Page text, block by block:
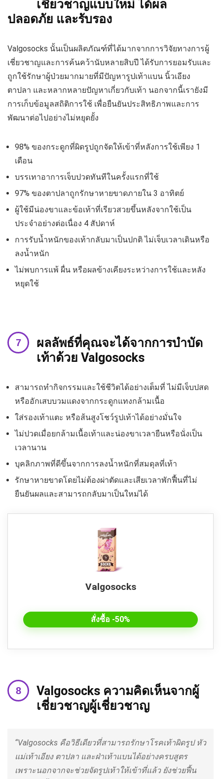
เชี่ยวชาญแบบใหม่ ได้ผล
ปลอดภัย และรับรอง
Valgosocks นั้นเป็นผลิตภัณฑ์ที่ได้มากจากการวิจัยทางการผู้
เชี่ยวชาญและการค้นคว้านับหลายสิบปี ได้รับการยอมรับและ
ถูกใช้รักษาผู้ป่วยมากมายที่มีปัญหารูปเท้าแบน นิ้วเอียง
ตาปลา และหลากหลายปัญหาเกี่ยวกับเท้า นอกจากนี้เรายังมี
การเก็บข้อมูลสถิติการใช้ เพื่อยืนยันประสิทธิภาพและการ
พัฒนาต่อไปอย่างไม่หยุดยั้ง
98% ของกระดูกที่ผิดรูปถูกจัดให้เข้าที่หลังการใช้เพียง 1
เดือน
บรรเทาอาการเจ็บปวดทันทีในครั้งแรกที่ใช้
97% ของตาปลาถูกรักษาหายขาดภายใน 3 อาทิตย์
ผู้ใช้มีน่องขาและข้อเท้าที่เรียวสวยขึ้นหลังจากใช้เป็น
ประจำอย่างต่อเนื่อง 4 สัปดาห์
การรับน้ำหนักของเท้ากลับมาเป็นปกติ ไม่เจ็บเวลาเดินหรือ
ลงน้ำหนัก
ไม่พบการแพ้ ผื่น หรือผลข้างเคียงระหว่างการใช้และหลัง
หยุดใช้
ผลลัพธ์ที่คุณจะได้จากการบำบัด
เท้าด้วย Valgosocks
สามารถทำกิจกรรมและใช้ชีวิตได้อย่างเต็มที่ ไม่มีเจ็บปสด
หรืออักเสบบวมแดงจากกระดูกแทงกล้ามเนื้อ
ใส่รองเท้าแตะ หรือส้นสูงโชว์รูปเท้าได้อย่างมั่นใจ
ไม่ปวดเมื่อยกล้ามเนื้อเท้าและน่องขาเวลายืนหรือนั่งเป็น
เวลานาน
บุคลิกภาพที่ดีขึ้นจากการลงน้ำหนักที่สมดุลที่เท้า
รักษาหายขาดโดยไม่ต้องผ่าตัดและเสียเวลาพักฟื้นที่ไม่
ยืนยันผลและสามารถกลับมาเป็นใหม่ได้
Valgosocks
สั่งซื้อ -50%
Valgosocks ความคิดเห็นจากผู้
เชี่ยวชาญผู้เชี่ยวชาญ
“Valgosocks คือวิธีเดียวที่สามารถรักษาโรคเท้าผิดรูป หัว
แม่เท้าเอียง ตาปลา และฝ่าเท้าแบนได้อย่างครบสูตร
เพราะนอกจากจะช่วยจัดรูปเท้าให้เข้าที่แล้ว ยังช่วยฟื้น